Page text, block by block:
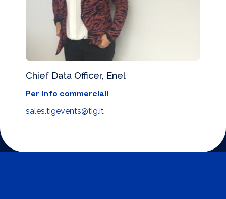
Chief Data Officer, Enel
Per info commerciali
sales.tigevents@tig.it